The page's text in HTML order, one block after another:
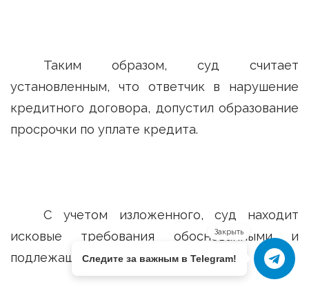
Таким образом, суд считает
установленным, что ответчик в нарушение
кредитного договора, допустил образование
просрочки по уплате кредита.
С учетом изложенного, суд находит
исковые требования обоснованными и
подлежащими удовлетворению.
Закрыть
Следите за важным в Telegram!